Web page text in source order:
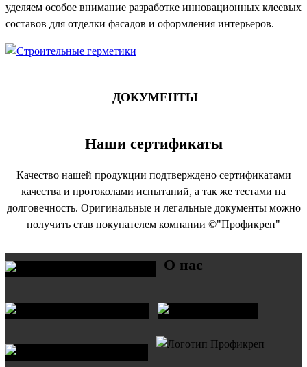
уделяем особое внимание разработке инновационных клеевых
составов для отделки фасадов и оформления интерьеров.
ДОКУМЕНТЫ
Наши сертификаты
Качество нашей продукции подтверждено сертификатами
качества и протоколами испытаний, а так же тестами на
долговечность. Оригинальные и легальные документы можно
получить став покупателем компании ©"Профикреп"
О нас